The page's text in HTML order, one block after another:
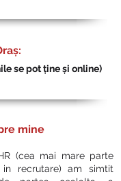
se pot ține și online)
mine
(cea mai mare parte
recrutare) am simtit